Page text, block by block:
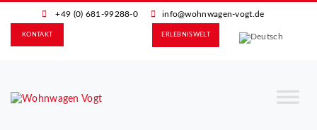
+49 (0) 681-99288-0 info@wohnwagen-vogt.de
ERLEBNIS­WELT
KONTAKT